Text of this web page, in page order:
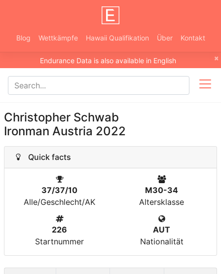
Blog Wettkämpfe Hawaii Qualifikation Über Kontakt
×
Endurance Data is also available in English
Christopher Schwab
Ironman Austria 2022
Quick facts
37/37/10
Alle/Geschlecht/AK
M30-34
Altersklasse
226
Startnummer
AUT
Nationalität